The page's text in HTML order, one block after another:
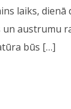
laiks,
austrumu
būs […]